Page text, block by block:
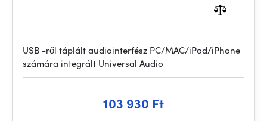
USB -ről táplált audiointerfész PC/MAC/iPad/iPhone
számára integrált Universal Audio
103 930 Ft